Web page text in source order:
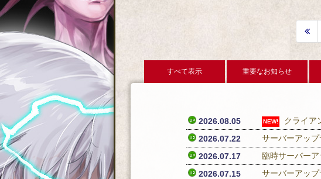
すべて表示 重要なお知らせ
2026.08.05 NEW!
クライア
2026.07.22
サーバーアッ
2026.07.17
臨時サーバー
2026.07.15
サーバーアッ